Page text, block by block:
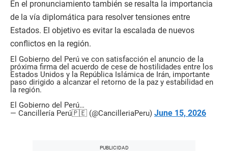
En el pronunciamiento también se resalta la importancia
de la vía diplomática para resolver tensiones entre
Estados. El objetivo es evitar la escalada de nuevos
conflictos en la región.
El Gobierno del Perú ve con satisfacción el anuncio de la
próxima firma del acuerdo de cese de hostilidades entre los
Estados Unidos y la República Islámica de Irán, importante
paso dirigido a alcanzar el retorno de la paz y estabilidad en
la región.
El Gobierno del Perú…
— Cancillería Perú🇵🇪 (@CancilleriaPeru) June 15, 2026